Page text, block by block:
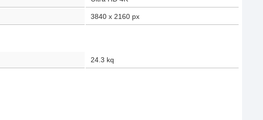
3840 x 2160 px
24.3 kq